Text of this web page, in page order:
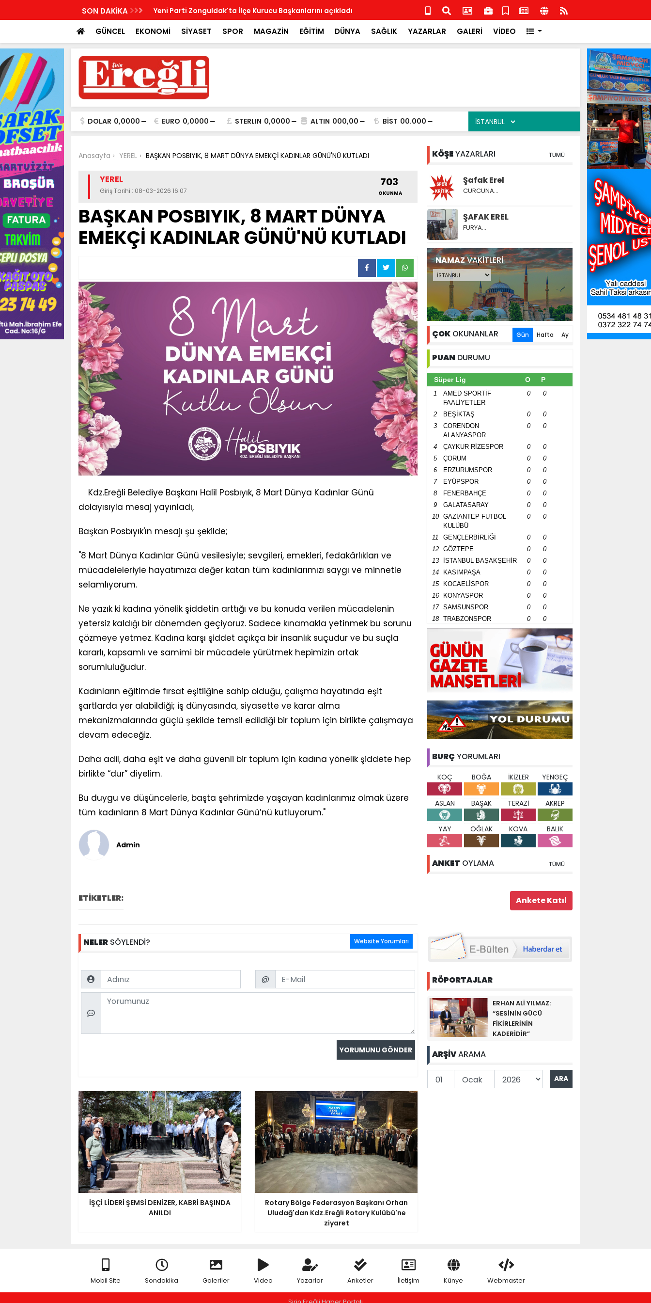
SON DAKİKA Yeni Parti Zonguldak'ta İlçe Kurucu Başkanlarını açıkladı MHP İlçe Teşkilatından İlçe Milli Eğitim Müdürlüğüne ziyaret
GÜNCEL EKONOMİ SİYASET SPOR MAGAZİN EĞİTİM DÜNYA SAĞLIK YAZARLAR GALERİ VİDEO
DOLAR 0,0000 EURO 0,0000 STERLIN 0,0000 ALTIN 000,00 BİST 00.000
Anasayfa YEREL BAŞKAN POSBIYIK, 8 MART DÜNYA EMEKÇİ KADINLAR GÜNÜ'NÜ KUTLADI
YEREL
Giriş Tarihi : 08-03-2026 16:07
703
OKUNMA
BAŞKAN POSBIYIK, 8 MART DÜNYA
EMEKÇİ KADINLAR GÜNÜ'NÜ KUTLADI
Kdz.Ereğli Belediye Başkanı Halil Posbıyık, 8 Mart Dünya Kadınlar Günü
dolayısıyla mesaj yayınladı,
Başkan Posbıyık'ın mesajı şu şekilde;
"8 Mart Dünya Kadınlar Günü vesilesiyle; sevgileri, emekleri, fedakârlıkları ve
mücadeleleriyle hayatımıza değer katan tüm kadınlarımızı saygı ve minnetle
selamlıyorum.
Ne yazık ki kadına yönelik şiddetin arttığı ve bu konuda verilen mücadelenin
yetersiz kaldığı bir dönemden geçiyoruz. Sadece kınamakla yetinmek bu sorunu
çözmeye yetmez. Kadına karşı şiddet açıkça bir insanlık suçudur ve bu suçla
kararlı, kapsamlı ve samimi bir mücadele yürütmek hepimizin ortak
sorumluluğudur.
Kadınların eğitimde fırsat eşitliğine sahip olduğu, çalışma hayatında eşit
şartlarda yer alabildiği; iş dünyasında, siyasette ve karar alma
mekanizmalarında güçlü şekilde temsil edildiği bir toplum için birlikte çalışmaya
devam edeceğiz.
Daha adil, daha eşit ve daha güvenli bir toplum için kadına yönelik şiddete hep
birlikte “dur” diyelim.
Bu duygu ve düşüncelerle, başta şehrimizde yaşayan kadınlarımız olmak üzere
tüm kadınların 8 Mart Dünya Kadınlar Günü’nü kutluyorum."
Admin
ETİKETLER:
NELER SÖYLENDİ? Website Yorumları
Name Email
@
Comment
İŞÇİ LİDERİ ŞEMSİ DENİZER, KABRİ BAŞINDA
ANILDI
Rotary Bölge Federasyon Başkanı Orhan
Uludağ'dan Kdz.Ereğli Rotary Kulübü'ne
ziyaret
KÖŞEYAZARLARI TÜMÜ
Şafak Erel
CURCUNA…
ŞAFAK EREL
FURYA…
NAMAZVAKİTLERİ
ÇOK OKUNANLAR Gün Hafta Ay
PUAN DURUMU
Süper Lig O P
1
AMED SPORTİF
FAALİYETLER
0 0
2 BEŞİKTAŞ 0
0
3
CORENDON
ALANYASPOR
0 0
4 ÇAYKUR RİZESPOR 0
0
5
ÇORUM 0
0
6
ERZURUMSPOR 0
0
7
EYÜPSPOR 0
0
8
FENERBAHÇE 0
0
9
GALATASARAY 0
0
10
GAZİANTEP FUTBOL
KULÜBÜ
0 0
11 GENÇLERBİRLİĞİ 0
0
12
GÖZTEPE 0
0
13
İSTANBUL BAŞAKŞEHİR 0
0
14
KASIMPAŞA 0
0
15
KOCAELİSPOR 0
0
16
KONYASPOR 0
0
17
SAMSUNSPOR 0
0
18
TRABZONSPOR 0 0
BURÇ YORUMLARI
KOÇ BOĞA İKİZLER YENGEÇ
ASLAN BAŞAK TERAZİ AKREP
YAY OĞLAK KOVA BALIK
ANKET OYLAMA TÜMÜ
RÖPORTAJLAR
ERHAN ALİ YILMAZ:
“SESİNİN GÜCÜ
FİKİRLERİNİN
KADERİDİR”
ARŞİVARAMA
Mobil Site Sondakika Galeriler Video Yazarlar Anketler İletişim Künye Webmaster